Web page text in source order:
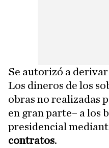
Se autorizó a
Los dineros de los
obras no realizadas
en gran parte– a los
presidencial
contratos.